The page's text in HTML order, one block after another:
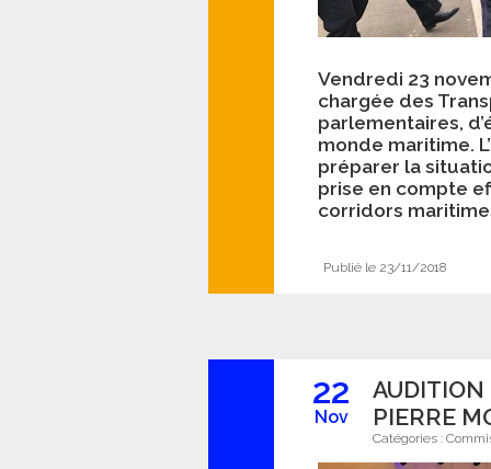
Vendredi 23
chargée des
parlementaires,
monde maritime.
préparer la
prise en compte
corridors
Publié le 23/11/2018
22
Nov
AUDITION
PIERRE
Catégories :